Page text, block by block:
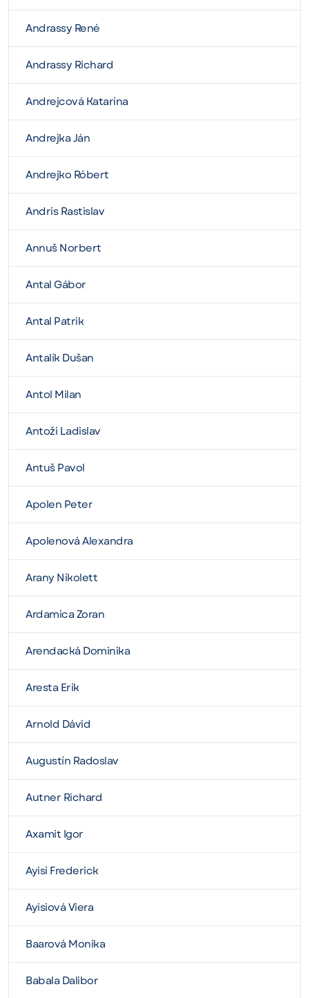
Andrassy René
Andrassy Richard
Andrejcová Katarína
Andrejka Ján
Andrejko Róbert
Andris Rastislav
Annuš Norbert
Antal Gábor
Antal Patrik
Antalík Dušan
Antol Milan
Antoži Ladislav
Antuš Pavol
Apolen Peter
Apolenová Alexandra
Arany Nikolett
Ardamica Zoran
Arendacká Dominika
Aresta Erik
Arnold Dávid
Augustín Radoslav
Autner Richard
Axamit Igor
Ayisi Frederick
Ayisiová Viera
Baarová Monika
Babala Dalibor